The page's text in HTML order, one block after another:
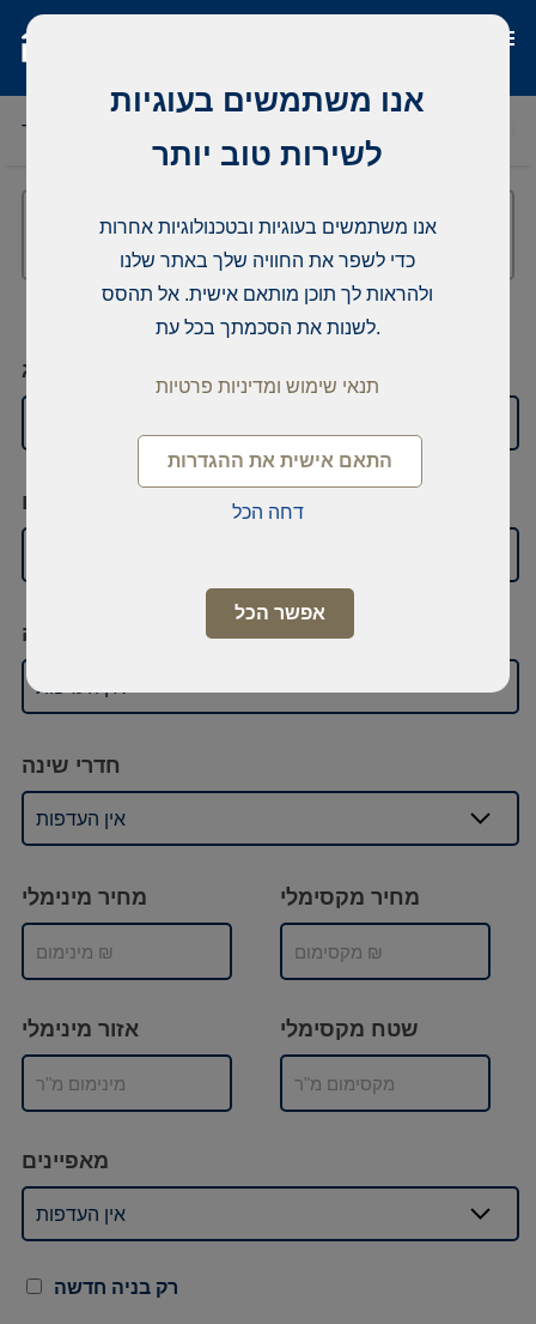
פינלנד
סוּג
מקום
סוג בנייה
אין העדפות
חדרי שינה
אין העדפות
מחיר מינימלי מחיר מקסימלי
אזור מינימלי שטח מקסימלי
מאפיינים
אין העדפות
רק בניה חדשה
אנו משתמשים בעוגיות
לשירות טוב יותר
אנו משתמשים בעוגיות ובטכנולוגיות אחרות
כדי לשפר את החוויה שלך באתר שלנו
ולהראות לך תוכן מותאם אישית. אל תהסס
לשנות את הסכמתך בכל עת.
תנאי שימוש ומדיניות פרטיות
התאם אישית את ההגדרות
דחה הכל
אפשר הכל